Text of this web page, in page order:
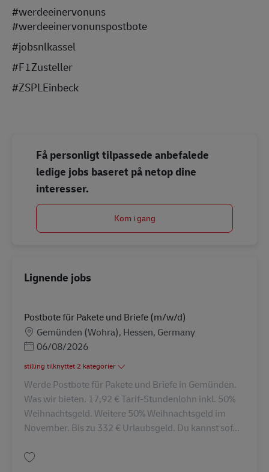
#werdeeinervonuns
#werdeeinervonunspostbote
#jobsnlkassel
#F1Zusteller
#ZSPLEinbeck
Få personligt tilpassede anbefalede
ledige jobs baseret på netop dine
interesser.
Kom i gang
Lignende jobs
Postbote für Pakete und Briefe (m/w/d)
Lokation
Gemünden (Wohra), Hessen, Germany
Posted Date
06/08/2026
stilling tilknyttet 2 kategorier
Werde Postbote für Pakete und Briefe in Gemünden.
Was wir bieten. 17,92 € Tarif-Stundenlohn inkl. 50%
Weihnachtsgeld. Weitere 50% Weihnachtsgeld im
November. Bis zu 332 € Urlaubsgeld. Du kannst sof...